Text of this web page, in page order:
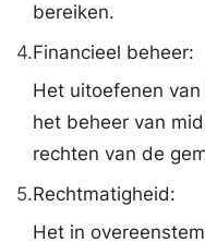
bereiken.
4.Financieel beheer:
Het uitoefenen
het beheer van
rechten van de
5.Rechtmatigheid:
Het in